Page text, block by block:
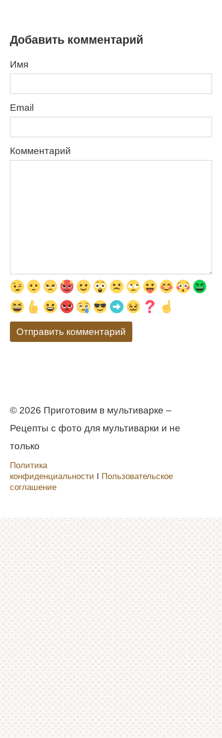
Добавить комментарий
Имя
Email
Комментарий
© 2026 Приготовим в мультиварке –
Рецепты с фото для мультиварки и не
только
Политика
конфиденциальности Ι Пользовательское
соглашение